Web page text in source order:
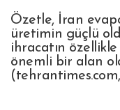
Özetle, İran
üretimin güçlü
ihracatın
önemli bir alan